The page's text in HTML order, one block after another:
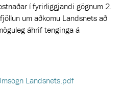
í fyrirliggjandi gögnum 2.
um aðkomu Landsnets að
áhrif tenginga á
Landsnets.pdf